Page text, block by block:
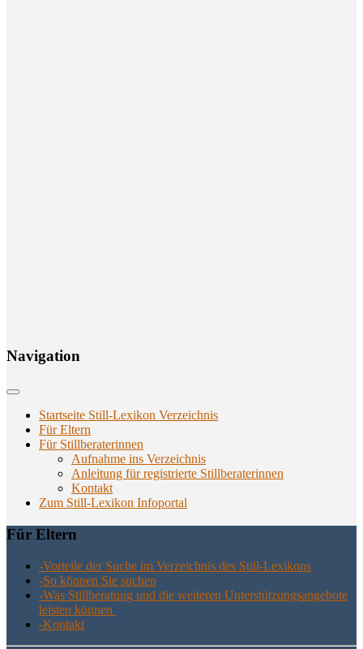
Navi­ga­ti­on
Startseite Still-Lexikon Verzeichnis
Für Eltern
Für Stillberaterinnen
Aufnahme ins Verzeichnis
Anlei­tung für regis­trier­te Stillberaterinnen
Kon­takt
Zum Still-Lexikon Infoportal
Für Eltern
-Vor­tei­le der Suche im Ver­zeich­nis des Still-Lexikons
-So kön­nen Sie suchen
-Was Still­be­ra­tung und die wei­te­ren Unter­stüt­zungs­an­ge­bo­te
leis­ten können
-Kon­takt